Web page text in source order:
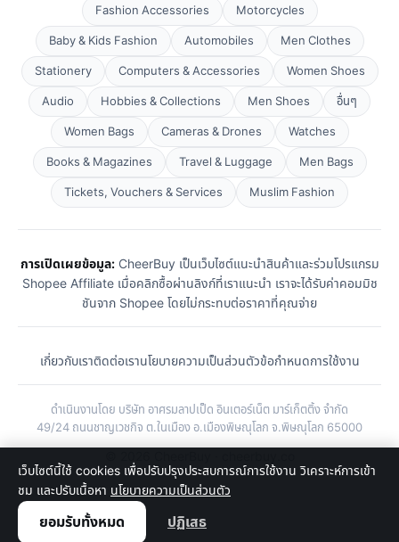
Fashion Accessories
Motorcycles
Baby & Kids Fashion
Automobiles
Men Clothes
Stationery
Computers & Accessories
Women Shoes
Audio
Hobbies & Collections Men Shoes
อื่นๆ
Women Bags
Cameras & Drones
Watches
Books & Magazines
Travel & Luggage
Men Bags
Tickets, Vouchers & Services
Muslim Fashion
การเปิดเผยข้อมูล:CheerBuy เป็นเว็บไซต์แนะนำสินค้าและร่วมโปรแกรม
Shopee Affiliate เมื่อคลิกซื้อผ่านลิงก์ที่เราแนะนำ เราจะได้รับค่าคอมมิช
ชันจาก Shopee โดยไม่กระทบต่อราคาที่คุณจ่าย
เกี่ยวกับเราติดต่อเรานโยบายความเป็นส่วนตัวข้อกำหนดการใช้งาน
ดำเนินงานโดย บริษัท อาศรมลาปเป็ด อินเตอร์เน็ต มาร์เก็ตติ้ง จำกัด
49/24 ถนนชาญเวชกิจ ต.ในเมือง อ.เมืองพิษณุโลก จ.พิษณุโลก 65000
เว็บไซต์นี้ใช้ cookies เพื่อปรับปรุงประสบการณ์การใช้งาน วิเคราะห์การเข้า
ชม และปรับเนื้อหา นโยบายความเป็นส่วนตัว
ยอมรับทั้งหมด ปฏิเสธ